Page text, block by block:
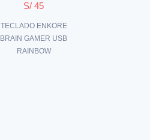
S/ 45
TECLADO ENKORE
BRAIN GAMER USB
RAINBOW